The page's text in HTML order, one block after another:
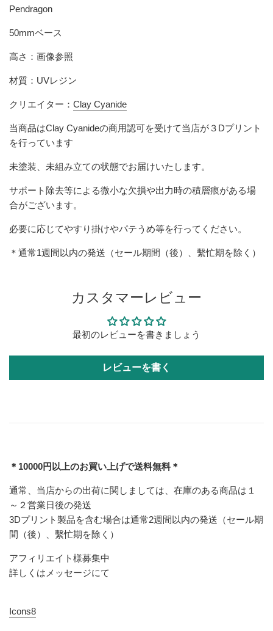
Pendragon
50mmベース
高さ：画像参照
材質：UVレジン
クリエイター： Clay Cyanide
当商品はClay Cyanideの商用認可を受けて当店が３Dプリント
を行っています
未塗装、未組み立ての状態でお届けいたします。
サポート除去等による微小な欠損や出力時の積層痕がある場
合がございます。
必要に応じてやすり掛けやパテうめ等を行ってください。
＊通常1週間以内の発送（セール期間（後）、繫忙期を除く）
カスタマーレビュー
最初のレビューを書きましょう
レビューを書く
＊10000円以上のお買い上げで送料無料＊
通常、当店からの出荷に関しましては、在庫のある商品は１
～２営業日後の発送
3Dプリント製品を含む場合は通常2週間以内の発送（セール期
間（後）、繫忙期を除く）
アフィリエイト様募集中
詳しくはメッセージにて
Icons8